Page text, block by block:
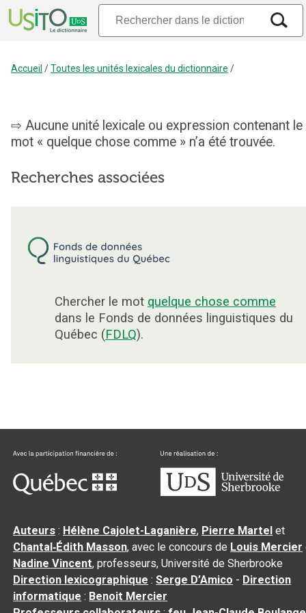
Accueil /Toutes les unités lexicales du dictionnaire /
Aucune unité lexicale ou expression contenant le
mot « quelque chose comme » n’a été trouvée.
Recherches associées
Chercher le mot quelque chose comme
dans le Fonds de données linguistiques du
Québec (FDLQ).
Auteurs : Hélène Cajolet-Laganière, Pierre Martel et
Chantal‑Édith Masson, avec le concours de Louis Mercier
Nadine Vincent, professeurs, Université de Sherbrooke
Direction lexicographique :Serge D’Amico - Direction
informatique : Benoit Mercier